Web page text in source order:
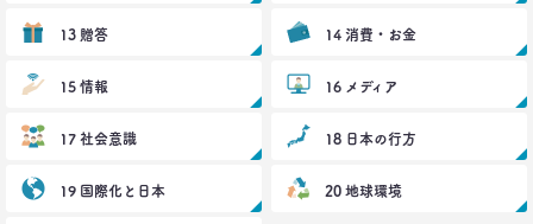
「答えを探さない」という使い方。
2017.06.12
｢もう欲しいモノなんてないよね～｣
13 贈答 14 消費・お金
15 情報 16 メディア
17 社会意識 18 日本の行方
19 国際化と日本 20 地球環境